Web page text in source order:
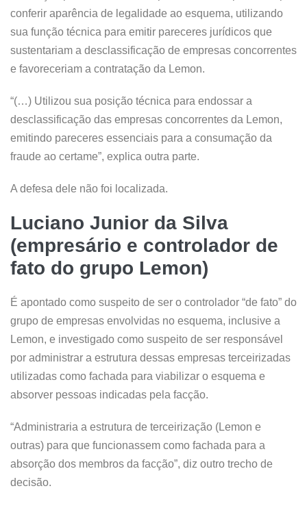
conferir aparência de legalidade ao esquema, utilizando
sua função técnica para emitir pareceres jurídicos que
sustentariam a desclassificação de empresas concorrentes
e favoreceriam a contratação da Lemon.
“(…) Utilizou sua posição técnica para endossar a
desclassificação das empresas concorrentes da Lemon,
emitindo pareceres essenciais para a consumação da
fraude ao certame”, explica outra parte.
A defesa dele não foi localizada.
Luciano Junior da Silva
(empresário e controlador de
fato do grupo Lemon)
É apontado como suspeito de ser o controlador “de fato” do
grupo de empresas envolvidas no esquema, inclusive a
Lemon, e investigado como suspeito de ser responsável
por administrar a estrutura dessas empresas terceirizadas
utilizadas como fachada para viabilizar o esquema e
absorver pessoas indicadas pela facção.
“Administraria a estrutura de terceirização (Lemon e
outras) para que funcionassem como fachada para a
absorção dos membros da facção”, diz outro trecho de
decisão.